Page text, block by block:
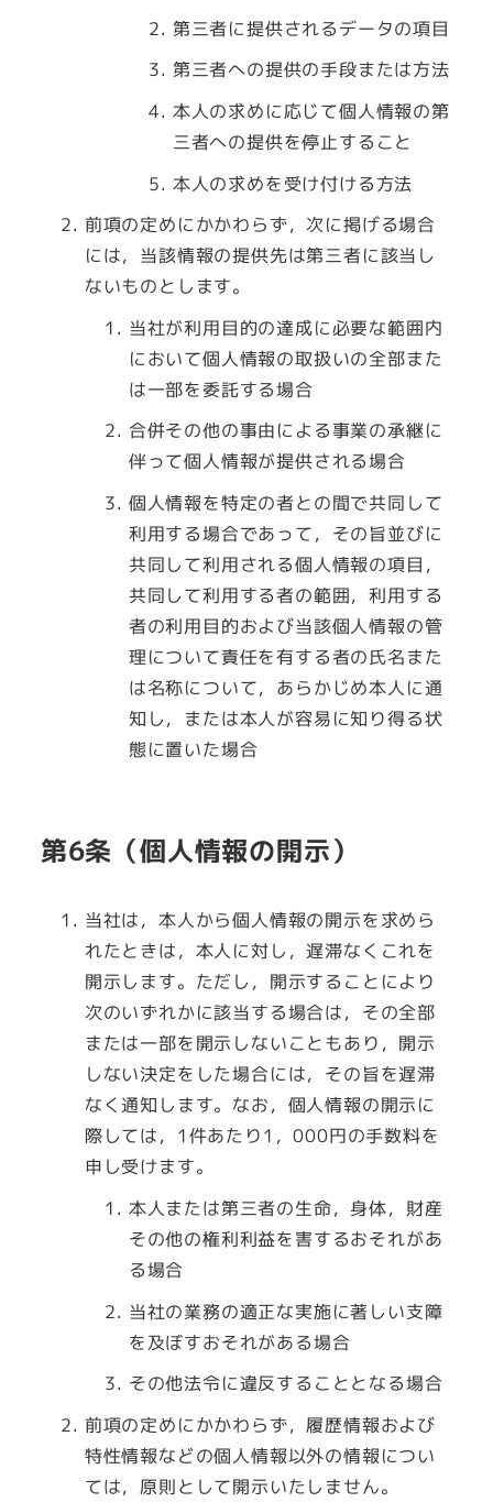
第三者に提供されるデータの項目
第三者への提供の手段または方法
本人の求めに応じて個人情報の第
三者への提供を停止すること
本人の求めを受け付ける方法
前項の定めにかかわらず，次に掲げる場合
には，当該情報の提供先は第三者に該当し
ないものとします。
当社が利用目的の達成に必要な範囲内
において個人情報の取扱いの全部また
は一部を委託する場合
合併その他の事由による事業の承継に
伴って個人情報が提供される場合
個人情報を特定の者との間で共同して
利用する場合であって，その旨並びに
共同して利用される個人情報の項目，
共同して利用する者の範囲，利用する
者の利用目的および当該個人情報の管
理について責任を有する者の氏名また
は名称について，あらかじめ本人に通
知し，または本人が容易に知り得る状
態に置いた場合
第6条（個人情報の開示）
当社は，本人から個人情報の開示を求めら
れたときは，本人に対し，遅滞なくこれを
開示します。ただし，開示することにより
次のいずれかに該当する場合は，その全部
または一部を開示しないこともあり，開示
しない決定をした場合には，その旨を遅滞
なく通知します。なお，個人情報の開示に
際しては，1件あたり1，000円の手数料を
申し受けます。
本人または第三者の生命，身体，財産
その他の権利利益を害するおそれがあ
る場合
当社の業務の適正な実施に著しい支障
を及ぼすおそれがある場合
その他法令に違反することとなる場合
前項の定めにかかわらず，履歴情報および
特性情報などの個人情報以外の情報につい
ては，原則として開示いたしません。